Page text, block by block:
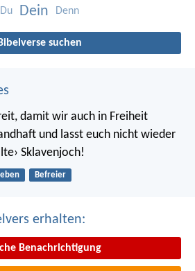
Du Dein Denn
Bibelverse suchen
damit wir auch in Freiheit
und lasst euch nicht wieder
Sklavenjoch!
Befreier
erhalten:
Benachrichtigung